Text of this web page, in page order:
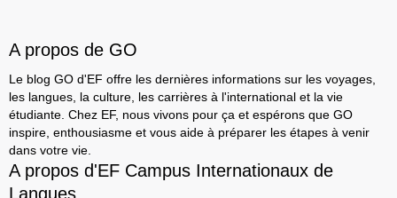
A propos de GO
Le blog GO d'EF offre les dernières informations sur les voyages,
les langues, la culture, les carrières à l'international et la vie
étudiante. Chez EF, nous vivons pour ça et espérons que GO
inspire, enthousiasme et vous aide à préparer les étapes à venir
dans votre vie.
A propos d'EF Campus Internationaux de
Langues